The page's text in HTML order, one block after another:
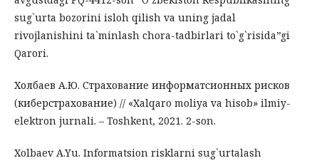
sug`urta bozorini isloh qilish va uning jadal
rivojlanishini ta`minlash chora-tadbirlari to`g`risida”gi
Qarori.
Холбаев А.Ю. Страхование информатсионных рисков
(киберстрахование) // «Xalqaro moliya va hisob» ilmiy-
elektron jurnali. – Toshkent, 2021. 2-son.
Xolbaev A.Yu. Informatsion risklarni sug`urtalash